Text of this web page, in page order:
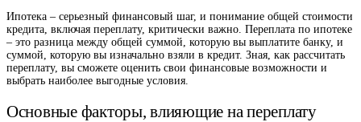
Ипотека – серьезный финансовый шаг, и понимание общей стоимости
кредита, включая переплату, критически важно. Переплата по ипотеке
– это разница между общей суммой, которую вы выплатите банку, и
суммой, которую вы изначально взяли в кредит. Зная, как рассчитать
переплату, вы сможете оценить свои финансовые возможности и
выбрать наиболее выгодные условия.
Основные факторы, влияющие на переплату